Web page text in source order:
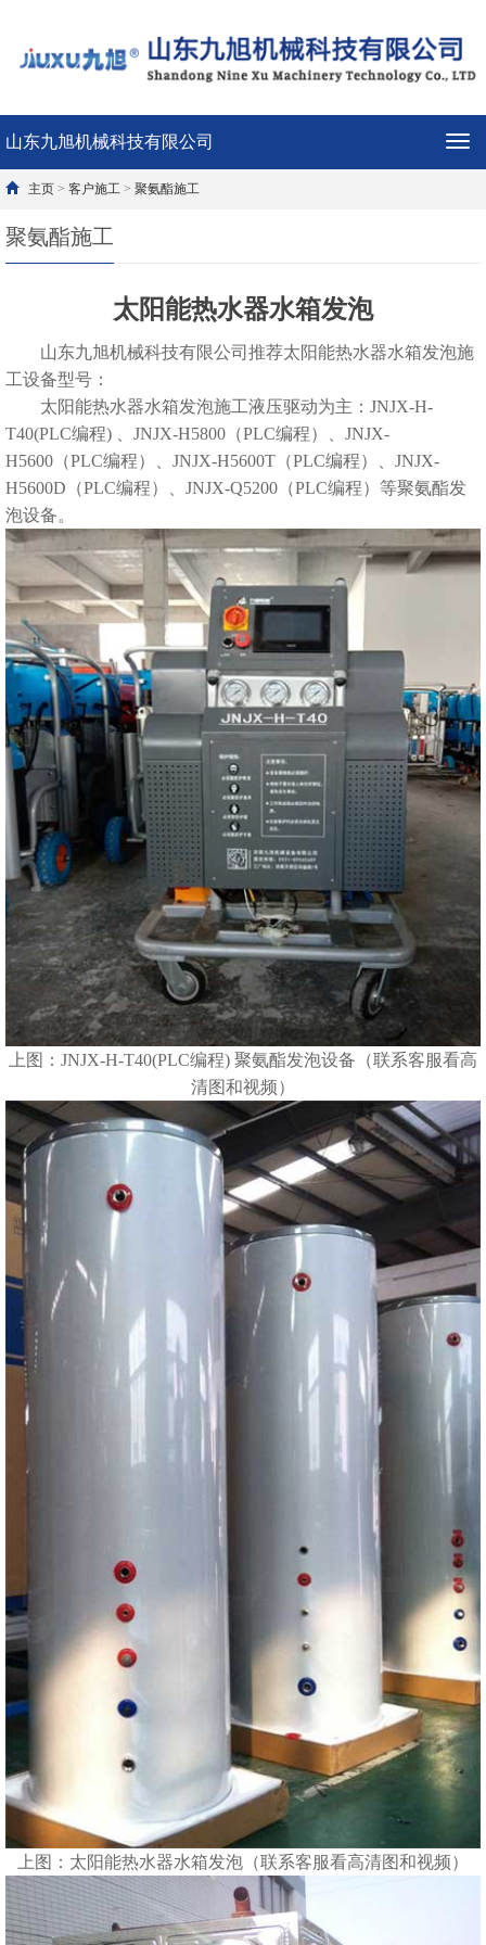
导
山东九旭机械科技有限公司
主页 > 客户施工 > 聚氨酯施工
聚氨酯施工
太阳能热水器水箱发泡
山东九旭机械科技有限公司推荐太阳能热水器水箱发泡施
工设备型号：
太阳能热水器水箱发泡施工液压驱动为主：JNJX-H-
T40(PLC编程) 、JNJX-H5800（PLC编程）、JNJX-
H5600（PLC编程）、JNJX-H5600T（PLC编程）、JNJX-
H5600D（PLC编程）、JNJX-Q5200（PLC编程）等聚氨酯发
泡设备。
上图：JNJX-H-T40(PLC编程) 聚氨酯发泡设备 （联系客服看高
清图和视频）
上图：太阳能热水器水箱发泡（联系客服看高清图和视频）